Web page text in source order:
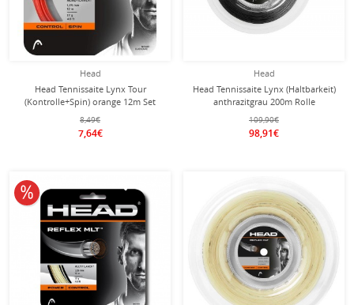
Head
Head Tennissaite Lynx Tour
(Kontrolle+Spin) orange 12m Set
8,49€
7,64€
Head
Head Tennissaite Lynx (Haltbarkeit)
anthrazitgrau 200m Rolle
109,90€
98,91€
10% reduziert